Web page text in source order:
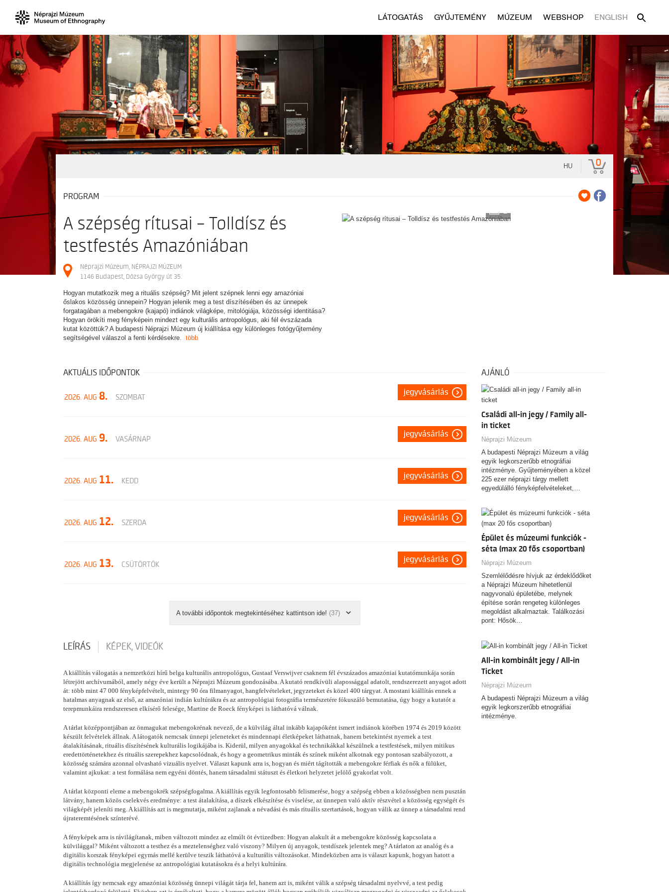
LÁTOGATÁS GYŰJTEMÉNY MÚZEUM WEBSHOP ENGLISH
HU 0
PROGRAM
2
A szépség rítusai – Tolldísz és
testfestés Amazóniában
Néprajzi Múzeum, NÉPRAJZI MÚZEUM
1146 Budapest, Dózsa György út 35.
Hogyan mutatkozik meg a rituális szépség? Mit jelent szépnek lenni egy amazóniai
őslakos közösség ünnepein? Hogyan jelenik meg a test díszítésében és az ünnepek
forgatagában a mebengokre (kajapó) indiánok világképe, mitológiája, közösségi identitása?
Hogyan örökíti meg fényképein mindezt egy kulturális antropológus, aki fél évszázada
kutat közöttük? A budapesti Néprajzi Múzeum új kiállítása egy különleges fotógyűjtemény
segítségével válaszol a fenti kérdésekre. több
AKTUÁLIS IDŐPONTOK
2026. AUG 8. SZOMBAT
jegyvásárlás
2026. AUG 9. VASÁRNAP
jegyvásárlás
2026. AUG 11. KEDD
jegyvásárlás
2026. AUG 12. SZERDA
jegyvásárlás
2026. AUG 13. CSÜTÖRTÖK
jegyvásárlás
A további időpontok megtekintéséhez kattintson ide! (37)
LEÍRÁS KÉPEK, VIDEÓK
A kiállítás válogatás a nemzetközi hírű belga kulturális antropológus, Gustaaf Verswijver csaknem fél évszázados amazóniai kutatómunkája során
létrejött archívumából, amely négy éve került a Néprajzi Múzeum gondozásába. A kutató rendkívüli alapossággal adatolt, rendszerezett anyagot adott
át: több mint 47 000 fényképfelvételt, mintegy 90 óra filmanyagot, hangfelvételeket, jegyzeteket és közel 400 tárgyat. A mostani kiállítás ennek a
hatalmas anyagnak az első, az amazóniai indián kultúrákra és az antropológiai fotográfia természetére fókuszáló bemutatása, úgy hogy a kutatót a
terepmunkáira rendszeresen elkísérő felesége, Martine de Roeck fényképei is láthatóvá válnak.
A tárlat középpontjában az önmagukat mebengokrénak nevező, de a külvilág által inkább kajapóként ismert indiánok körében 1974 és 2019 között
készült felvételek állnak. A látogatók nemcsak ünnepi jeleneteket és mindennapi életképeket láthatnak, hanem betekintést nyernek a test
átalakításának, rituális díszítésének kulturális logikájába is. Kiderül, milyen anyagokkal és technikákkal készülnek a testfestések, milyen mitikus
eredettörténetekhez és rituális szerepekhez kapcsolódnak, és hogy a geometrikus minták és színek miként alkotnak egy pontosan szabályozott, a
közösség számára azonnal olvasható vizuális nyelvet. Választ kapunk arra is, hogyan és miért tágították a mebengokre férfiak és nők a fülüket,
valamint ajkukat: a test formálása nem egyéni döntés, hanem társadalmi státuszt és életkori helyzetet jelölő gyakorlat volt.
A tárlat központi eleme a mebengokrék szépségfogalma. A kiállítás egyik legfontosabb felismerése, hogy a szépség ebben a közösségben nem pusztán
látvány, hanem közös cselekvés eredménye: a test átalakítása, a díszek elkészítése és viselése, az ünnepen való aktív részvétel a közösség egységét és
világképét jeleníti meg. A kiállítás azt is megmutatja, miként zajlanak a névadási és más rituális szertartások, hogyan válik az ünnep a társadalmi rend
újrateremtésének színterévé.
A fényképek arra is rávilágítanak, miben változott mindez az elmúlt öt évtizedben: Hogyan alakult át a mebengokre közösség kapcsolata a
külvilággal? Miként változott a testhez és a meztelenséghez való viszony? Milyen új anyagok, testdíszek jelentek meg? A tárlaton az analóg és a
digitális korszak fényképei egymás mellé kerülve teszik láthatóvá a kulturális változásokat. Mindeközben arra is választ kapunk, hogyan hatott a
digitális technológia megjelenése az antropológiai kutatásokra és a helyi kultúrára.
A kiállítás így nemcsak egy amazóniai közösség ünnepi világát tárja fel, hanem azt is, miként válik a szépség társadalmi nyelvvé, a test pedig
AJÁNLÓ
Családi all-in jegy / Family all-
in ticket
Néprajzi Múzeum
A budapesti Néprajzi Múzeum a világ
egyik legkorszerűbb etnográfiai
intézménye. Gyűjteményében a közel
225 ezer néprajzi tárgy mellett
egyedülálló fényképfelvételeket,…
Épület és múzeumi funkciók -
séta (max 20 fős csoportban)
Néprajzi Múzeum
Szemlélődésre hívjuk az érdeklődőket
a Néprajzi Múzeum hihetetlenül
nagyvonalú épületébe, melynek
építése során rengeteg különleges
megoldást alkalmaztak. Találkozási
pont: Hősök…
All-in kombinált jegy / All-in
Ticket
Néprajzi Múzeum
A budapesti Néprajzi Múzeum a világ
egyik legkorszerűbb etnográfiai
intézménye.